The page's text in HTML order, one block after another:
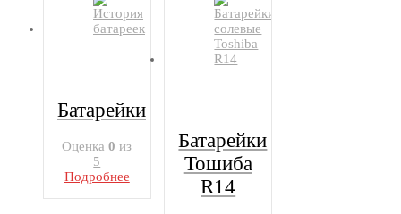
Батарейки
Оценка0 из
5
Подробнее
Батарейки
Тошиба
R14